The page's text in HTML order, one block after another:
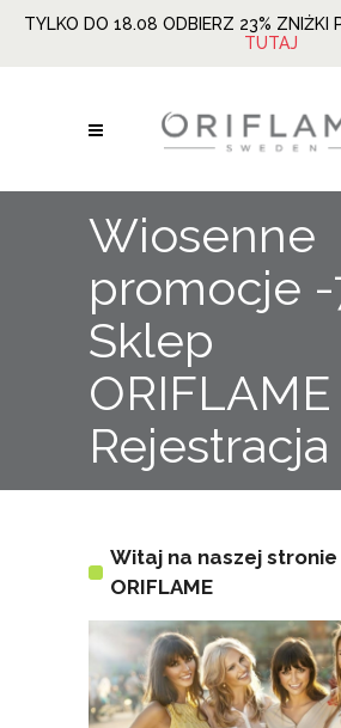
TYLKO DO 18.08 ODBIERZ 23% ZNIŻKI
TUTAJ
Wiosenne
promocje -
Sklep
ORIFLAME
Rejestracja
Witaj na naszej stronie
ORIFLAME